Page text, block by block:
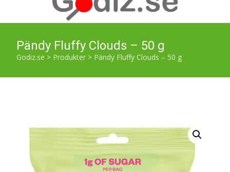
Pändy Fluffy Clouds – 50 g
Godiz.se > Produkter > Pändy Fluffy Clouds – 50 g